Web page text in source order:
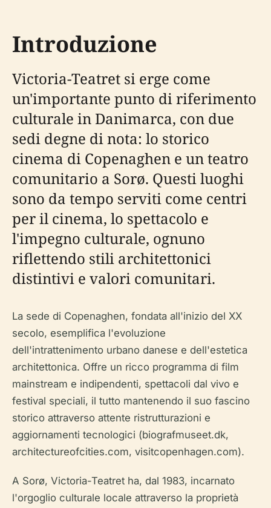
Introduzione
Victoria-Teatret si erge come
un'importante punto di riferimento
culturale in Danimarca, con due
sedi degne di nota: lo storico
cinema di Copenaghen e un teatro
comunitario a Sorø. Questi luoghi
sono da tempo serviti come centri
per il cinema, lo spettacolo e
l'impegno culturale, ognuno
riflettendo stili architettonici
distintivi e valori comunitari.
La sede di Copenaghen, fondata all'inizio del XX
secolo, esemplifica l'evoluzione
dell'intrattenimento urbano danese e dell'estetica
architettonica. Offre un ricco programma di film
mainstream e indipendenti, spettacoli dal vivo e
festival speciali, il tutto mantenendo il suo fascino
storico attraverso attente ristrutturazioni e
aggiornamenti tecnologici (biografmuseet.dk,
architectureofcities.com, visitcopenhagen.com).
A Sorø, Victoria-Teatret ha, dal 1983, incarnato
l'orgoglio culturale locale attraverso la proprietà